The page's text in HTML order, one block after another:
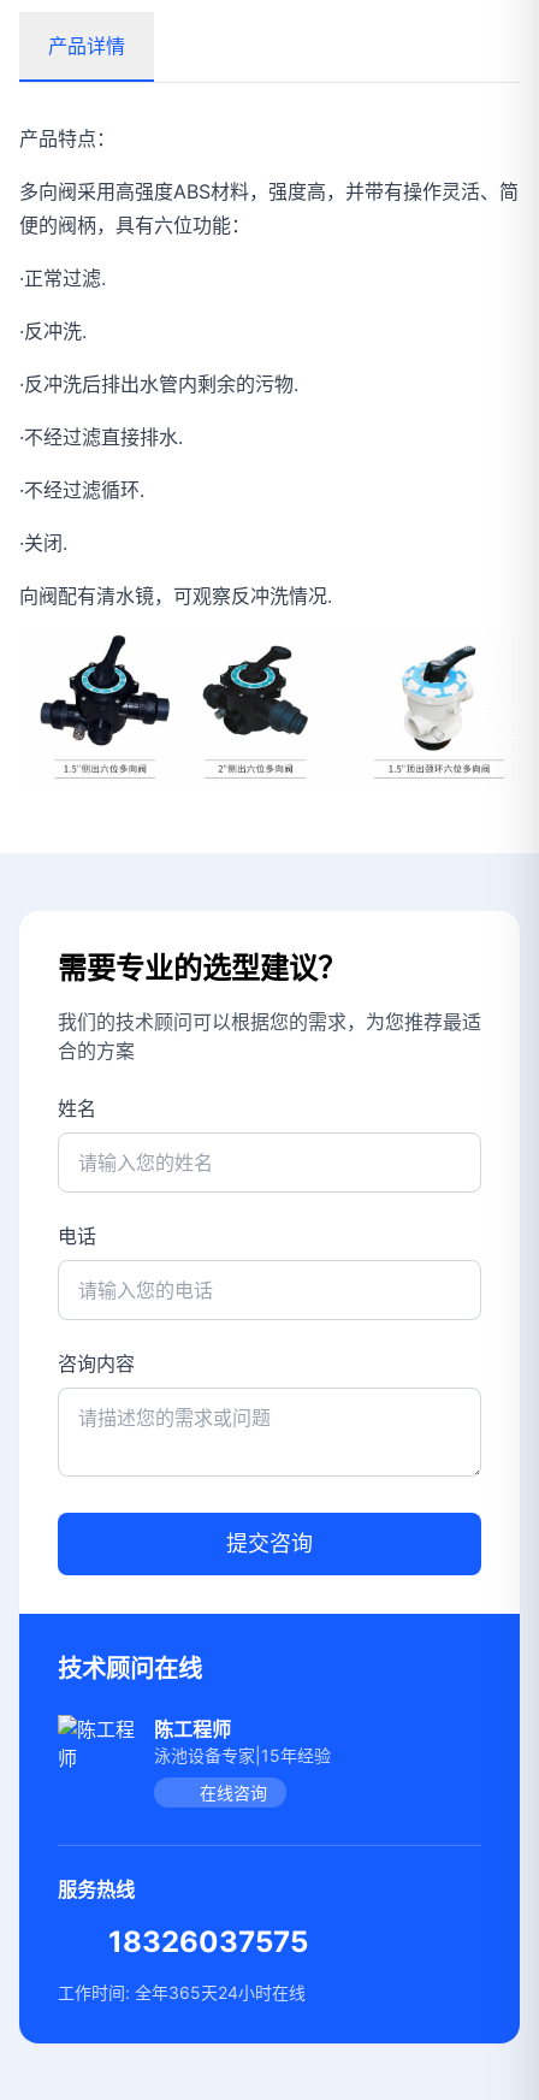
产品详情
产品特点：
多向阀采用高强度ABS材料，强度高，并带有操作灵活、简
便的阀柄，具有六位功能：
·正常过滤.
·反冲洗.
·反冲洗后排出水管内剩余的污物.
·不经过滤直接排水.
·不经过滤循环.
·关闭.
向阀配有清水镜，可观察反冲洗情况.
需要专业的选型建议？
我们的技术顾问可以根据您的需求，为您推荐最适
合的方案
姓名
电话
咨询内容
提交咨询
技术顾问在线
陈工程师
泳池设备专家|15年经验
在线咨询
服务热线
18326037575
工作时间: 全年365天24小时在线